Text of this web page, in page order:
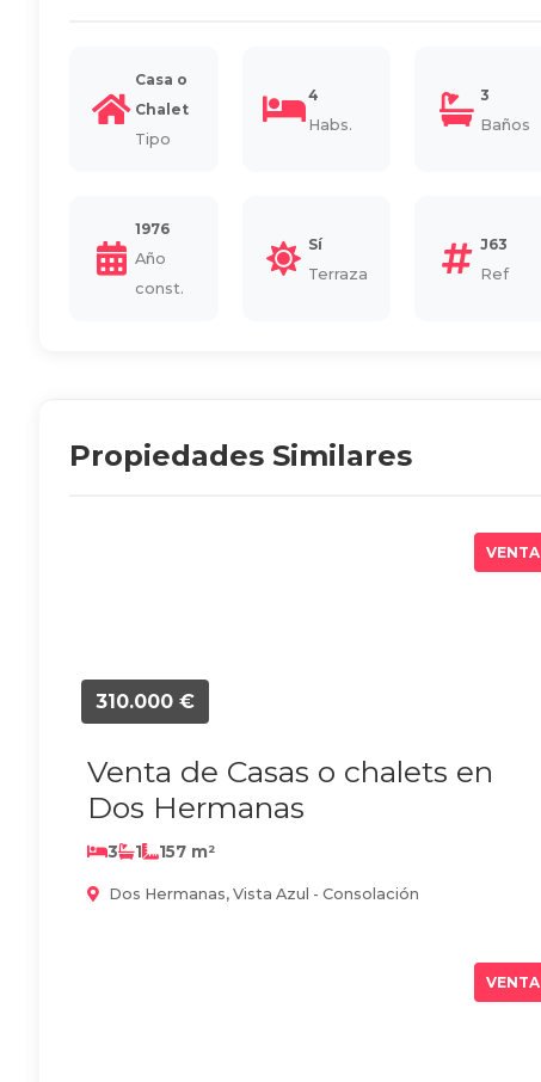
Casa o
Chalet
Tipo
4
Habs.
3
Baños
1976
Año
const.
Sí
Terraza
J63
Ref
Propiedades Similares
VENTA
310.000 €
Venta de Casas o chalets en
Dos Hermanas
3 1 157 m²
Dos Hermanas, Vista Azul - Consolación
VENTA